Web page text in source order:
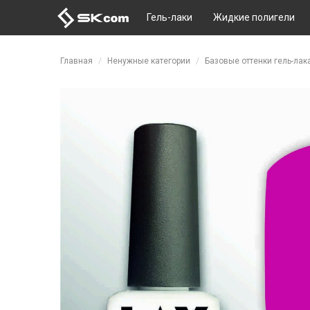
Гель-лаки Жидкие полигели
Главная Ненужные категории Базовые оттенки гель-